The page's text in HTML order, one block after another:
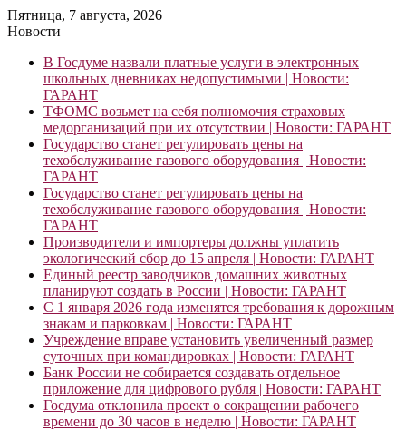
Пятница, 7 августа, 2026
Новости
В Госдуме назвали платные услуги в электронных
школьных дневниках недопустимыми | Новости:
ГАРАНТ
ТФОМС возьмет на себя полномочия страховых
медорганизаций при их отсутствии | Новости: ГАРАНТ
Государство станет регулировать цены на
техобслуживание газового оборудования | Новости:
ГАРАНТ
Государство станет регулировать цены на
техобслуживание газового оборудования | Новости:
ГАРАНТ
Производители и импортеры должны уплатить
экологический сбор до 15 апреля | Новости: ГАРАНТ
Единый реестр заводчиков домашних животных
планируют создать в России | Новости: ГАРАНТ
С 1 января 2026 года изменятся требования к дорожным
знакам и парковкам | Новости: ГАРАНТ
Учреждение вправе установить увеличенный размер
суточных при командировках | Новости: ГАРАНТ
Банк России не собирается создавать отдельное
приложение для цифрового рубля | Новости: ГАРАНТ
Госдума отклонила проект о сокращении рабочего
времени до 30 часов в неделю | Новости: ГАРАНТ